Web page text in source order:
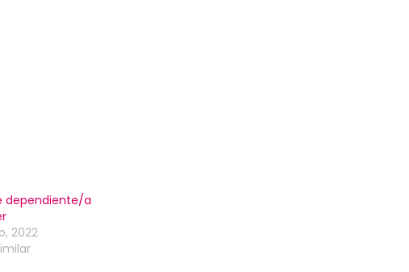
dependiente/a
2022